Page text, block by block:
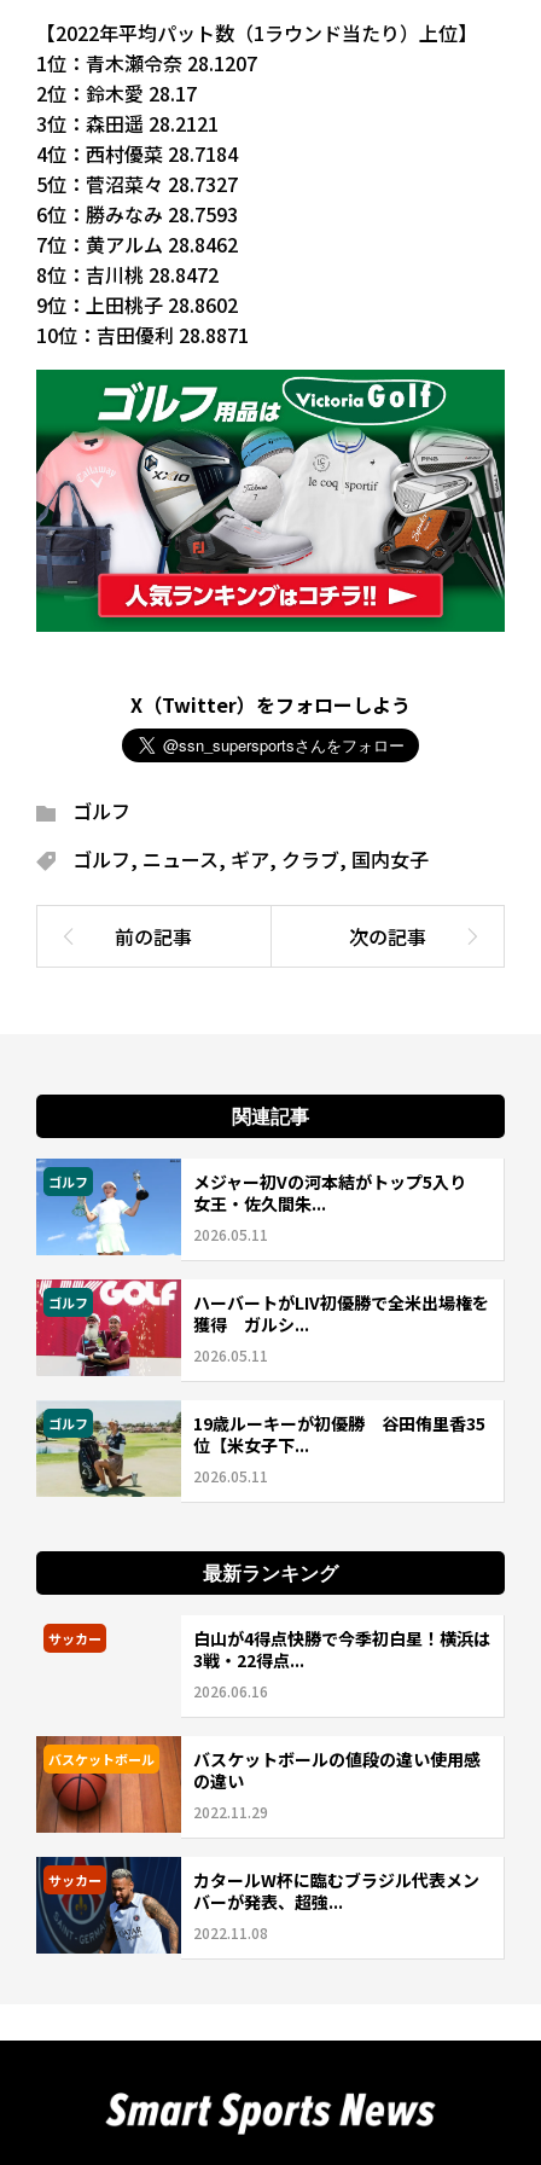
【2022年平均パット数（1ラウンド当たり）上位】
1位：青木瀬令奈 28.1207
2位：鈴木愛 28.17
3位：森田遥 28.2121
4位：西村優菜 28.7184
5位：菅沼菜々 28.7327
6位：勝みなみ 28.7593
7位：黄アルム 28.8462
8位：吉川桃 28.8472
9位：上田桃子 28.8602
10位：吉田優利 28.8871
X（Twitter）をフォローしよう
ゴルフ
ゴルフ, ニュース, ギア, クラブ, 国内女子
関連記事
ゴルフ
メジャー初Vの河本結がトップ5入り
女王・佐久間朱...
2026.05.11
ゴルフ
ハーバートがLIV初優勝で全米出場権を
獲得 ガルシ...
2026.05.11
ゴルフ
19歳ルーキーが初優勝 谷田侑里香35
位【米女子下...
2026.05.11
最新ランキング
サッカー
白山が4得点快勝で今季初白星！横浜は
3戦・22得点...
2026.06.16
バスケットボール
バスケットボールの値段の違い使用感
の違い
2022.11.29
サッカー
カタールW杯に臨むブラジル代表メン
バーが発表、超強...
2022.11.08